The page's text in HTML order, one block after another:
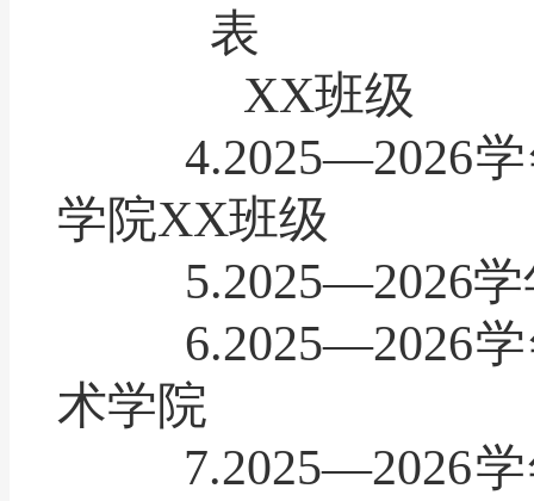
表
XX班级
4.2025—2026
学院XX班级
5.2025—2026
6.2025—2026
术学院
7.2025—2026